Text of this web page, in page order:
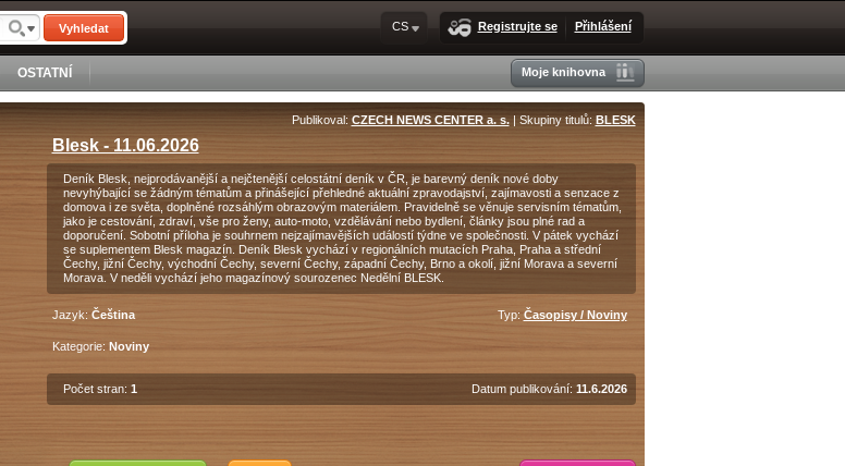
Vyhledat Registrujte se Přihlášení
CS
OSTATNÍ Moje knihovna
Publikoval: CZECH NEWS CENTER a. s.| Skupiny titulů: BLESK
Blesk - 11.06.2026
Deník Blesk, nejprodávanější a nejčtenější celostátní deník v ČR, je barevný deník nové doby
nevyhýbající se žádným tématům a přinášející přehledné aktuální zpravodajství, zajímavosti a senzace z
domova i ze světa, doplněné rozsáhlým obrazovým materiálem. Pravidelně se věnuje servisním tématům,
jako je cestování, zdraví, vše pro ženy, auto-moto, vzdělávání nebo bydlení, články jsou plné rad a
doporučení. Sobotní příloha je souhrnem nejzajímavějších událostí týdne ve společnosti. V pátek vychází
se suplementem Blesk magazín. Deník Blesk vychází v regionálních mutacích Praha, Praha a střední
Čechy, jižní Čechy, východní Čechy, severní Čechy, západní Čechy, Brno a okolí, jižní Morava a severní
Morava. V neděli vychází jeho magazínový sourozenec Nedělní BLESK.
Jazyk: Čeština Typ: Časopisy / Noviny
Kategorie: Noviny
Počet stran: 1 Datum publikování: 11.6.2026